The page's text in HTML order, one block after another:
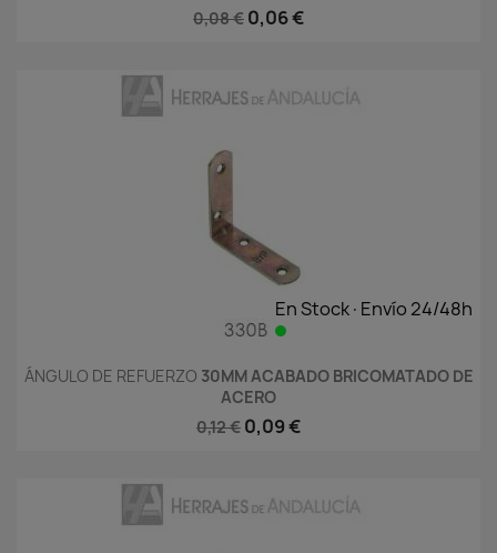
0,08 € 0,06 €
En Stock·Envío 24/48h
ÁNGULO DE REFUERZO 30MM ACABADO BRICOMATADO DE
ACERO
0,12 € 0,09 €